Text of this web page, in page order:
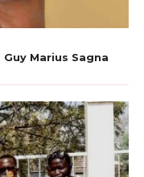
Marius Sagna